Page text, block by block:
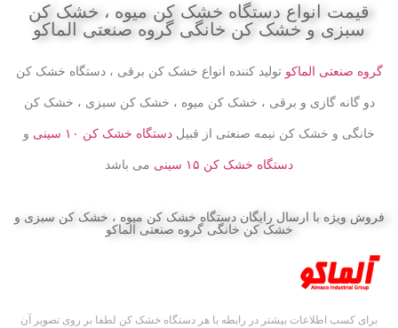
قیمت انواع دستگاه خشک کن میوه ، خشک کن
سبزی و خشک کن خانگی گروه صنعتی الماکو
گروه صنعتی الماکو تولید کننده انواع خشک کن برقی ، دستگاه خشک کن
دو گانه گازی و برقی ، خشک کن میوه ، خشک کن سبزی ، خشک کن
خانگی و خشک کن نیمه صنعتی از قبیل دستگاه خشک کن ۱۰ سینی و
دستگاه خشک کن ۱۵ سینی می باشد
فروش ویژه با ارسال رایگان دستگاه خشک کن میوه ، خشک کن سبزی و
خشک کن خانگی گروه صنعتی الماکو
برای کسب اطلاعات بیشتر در رابطه با هر دستگاه خشک کن لطفا بر روی تصویر آن